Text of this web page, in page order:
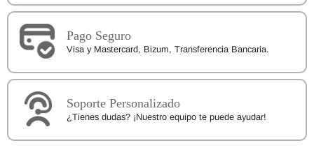
Pago Seguro
Visa y Mastercard, Bizum, Transferencia Bancaria.
Soporte Personalizado
¿Tienes dudas? ¡Nuestro equipo te puede ayudar!